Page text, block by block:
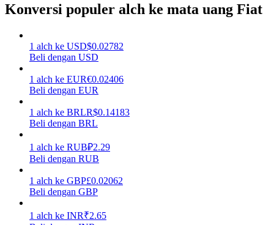
Strategi perdagangan
Pelajari cara untuk tetap menghasilkan keuntungan
Konversi populer alch ke mata uang Fiat
1 alch ke USD$0.02782
Beli dengan USD
1 alch ke EUR€0.02406
Beli dengan EUR
1 alch ke BRLR$0.14183
Beli dengan BRL
1 alch ke RUB₽2.29
Beli dengan RUB
1 alch ke GBP£0.02062
Beli dengan GBP
1 alch ke INR₹2.65